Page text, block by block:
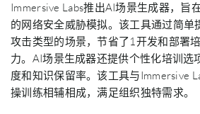
Immersive Labs推出AI场景生成器，旨
的网络安全威胁模拟。该工具通过简单
攻击类型的场景，节省了1开发和部署
力。AI场景生成器还提供个性化培训选
度和知识保留率。该工具与Immersive
操训练相辅相成，满足组织独特需求。